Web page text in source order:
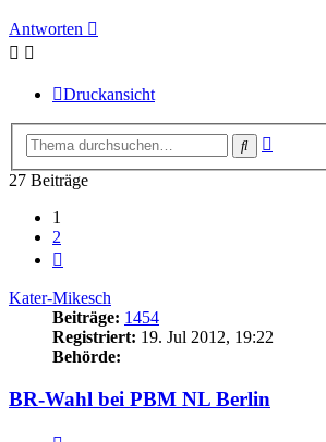
Antworten
Druckansicht
Suche
27 Beiträge
1
2
Kater-Mikesch
Beiträge: 1454
Registriert: 19. Jul 2012, 19:22
Behörde:
BR-Wahl bei PBM NL Berlin